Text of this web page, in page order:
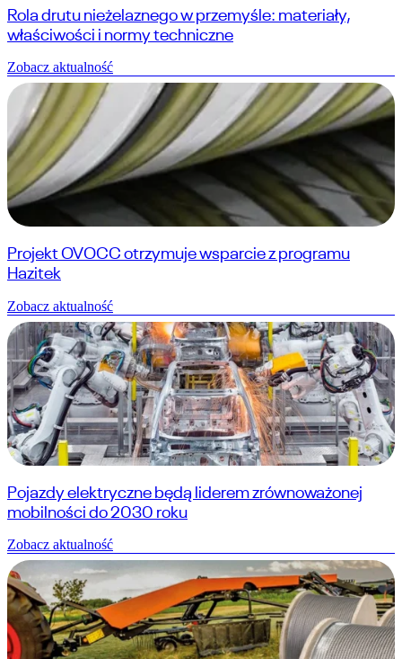
Rola drutu nieżelaznego w przemyśle: materiały,
właściwości i normy techniczne
Zobacz aktualność
Projekt OVOCC otrzymuje wsparcie z programu
Hazitek
Zobacz aktualność
Pojazdy elektryczne będą liderem zrównoważonej
mobilności do 2030 roku
Zobacz aktualność